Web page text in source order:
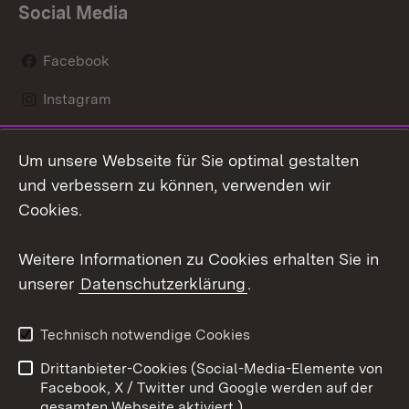
Social Media
Facebook
Instagram
Mastodon
Youtube
Kontakt
Datenschutz
Barrierefreiheit
Impressum Cookies
Um unsere Webseite für Sie optimal gestalten
und verbessern zu können, verwenden wir
Cookies.
Weitere Informationen zu Cookies erhalten Sie in
unserer Datenschutzerklärung.
Technisch notwendige Cookies
Drittanbieter-Cookies (Social-Media-Elemente von
Facebook, X / Twitter und Google werden auf der